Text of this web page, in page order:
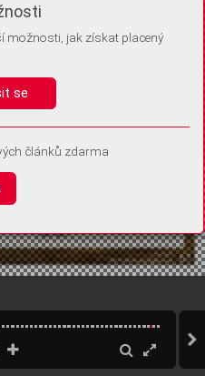
do vašeho zařízení, abychom se
kdykoli později upravit ve Správě
možnosti, jak získat placený
se
článků zdarma